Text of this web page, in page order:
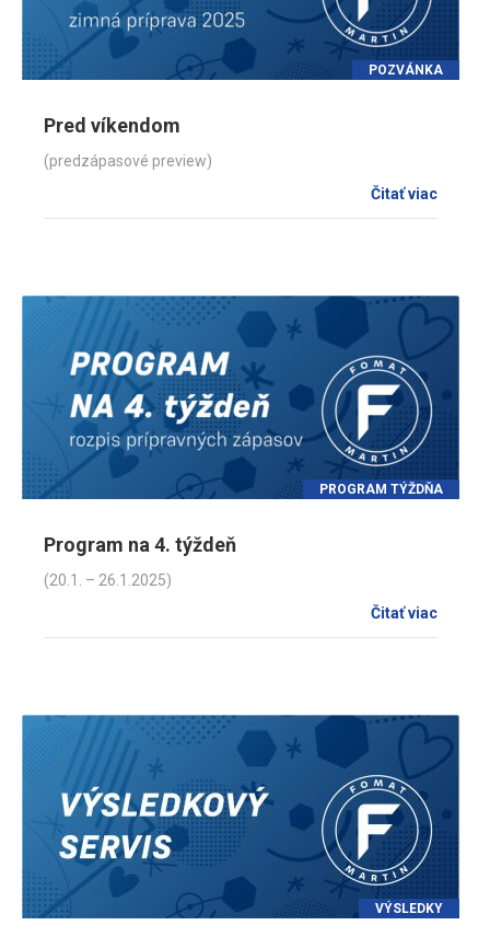
POZVÁNKA
Pred víkendom
(predzápasové preview)
Čitať viac
PROGRAM TÝŽDŇA
Program na 4. týždeň
(20.1. – 26.1.2025)
Čitať viac
VÝSLEDKY